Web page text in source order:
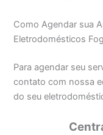
Como Agendar sua
Eletrodomésticos
Para agendar seu
contato com nossa
do seu